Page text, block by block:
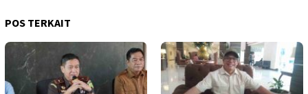
POS TERKAIT